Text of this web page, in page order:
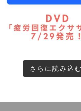
さらに読み込む